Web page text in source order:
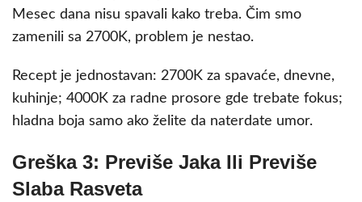
Mesec dana nisu spavali kako treba. Čim smo
zamenili sa 2700K, problem je nestao.
Recept je jednostavan: 2700K za spavaće, dnevne,
kuhinje; 4000K za radne prosore gde trebate fokus;
hladna boja samo ako želite da naterdate umor.
Greška 3: Previše Jaka Ili Previše
Slaba Rasveta